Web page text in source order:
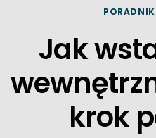
Jak
krok